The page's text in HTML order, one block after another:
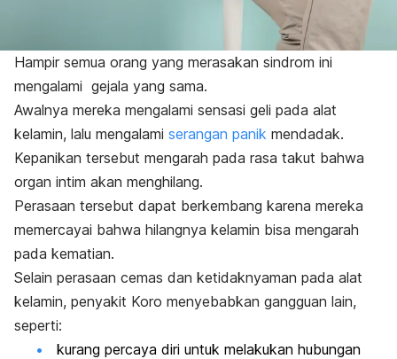
Hampir semua orang yang merasakan sindrom ini
mengalami gejala yang sama.
Awalnya mereka mengalami sensasi geli pada alat
kelamin, lalu mengalami serangan panik mendadak.
Kepanikan tersebut mengarah pada rasa takut bahwa
organ intim akan menghilang.
Perasaan tersebut dapat berkembang karena mereka
memercayai bahwa hilangnya kelamin bisa mengarah
pada kematian.
Selain perasaan cemas dan ketidaknyaman pada alat
kelamin, penyakit Koro menyebabkan gangguan lain,
seperti:
kurang percaya diri untuk melakukan hubungan